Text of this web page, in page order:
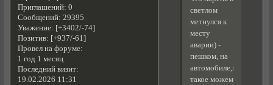
Приглашений: 0
Сообщений: 29395
Уважение: [+3402/-74]
Позитив: [+937/-61]
Провел на форуме:
1 год 1 месяц
Последний визит:
19.02.2026 11:31
светлом
метнулся к
месту
аварии) -
пешком, на
автомобиле,мы
такое можем